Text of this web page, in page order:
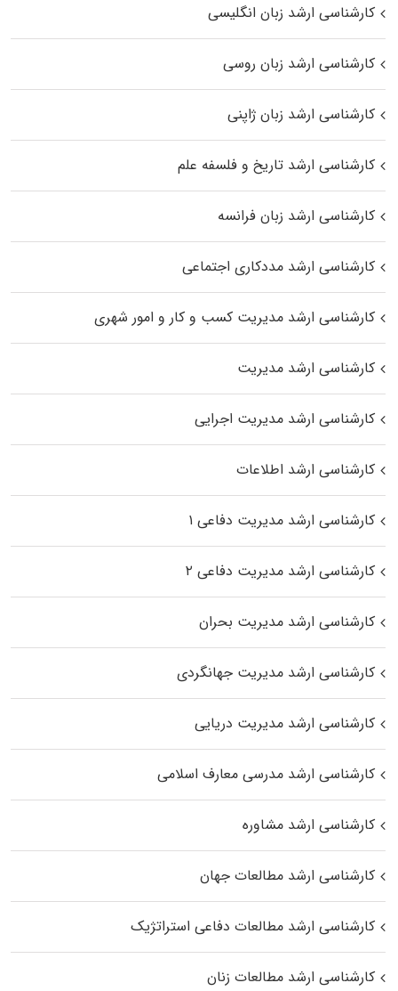
کارشناسی ارشد زبان انگلیسی
کارشناسی ارشد زبان روسی
کارشناسی ارشد زبان ژاپنی
کارشناسی ارشد تاریخ و فلسفه علم
کارشناسی ارشد زبان فرانسه
کارشناسی ارشد مددکاری اجتماعی
کارشناسی ارشد مدیریت کسب و کار و امور شهری
کارشناسی ارشد مدیریت
کارشناسی ارشد مدیریت اجرایی
کارشناسی ارشد اطلاعات
کارشناسی ارشد مدیریت دفاعی ۱
کارشناسی ارشد مدیریت دفاعی ۲
کارشناسی ارشد مدیریت بحران
کارشناسی ارشد مدیریت جهانگردی
کارشناسی ارشد مدیریت دریایی
کارشناسی ارشد مدرسی معارف اسلامی
کارشناسی ارشد مشاوره
کارشناسی ارشد مطالعات جهان
کارشناسی ارشد مطالعات دفاعی استراتژیک
کارشناسی ارشد مطالعات زنان